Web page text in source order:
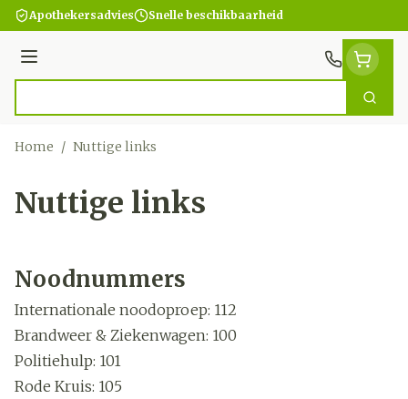
Ga naar de inhoud
Apothekersadvies Snelle beschikbaarheid
Menu
Zoek
Home / Nuttige links
Nuttige links
Noodnummers
Internationale noodoproep: 112
Brandweer & Ziekenwagen: 100
Politiehulp: 101
Rode Kruis: 105